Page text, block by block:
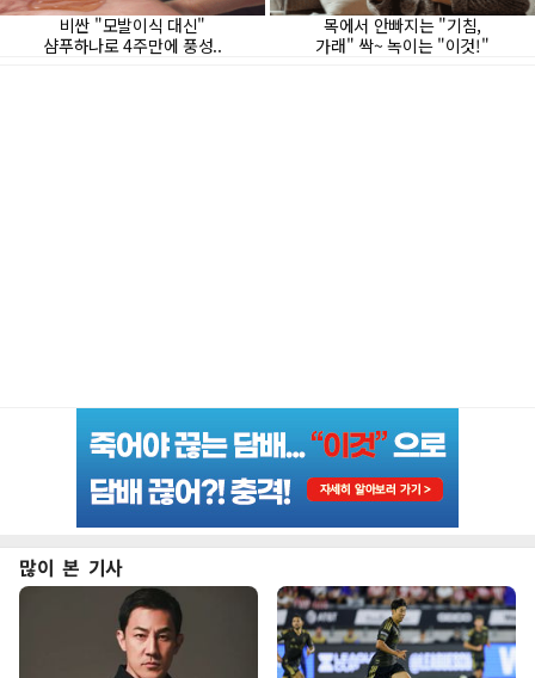
많이 본 기사